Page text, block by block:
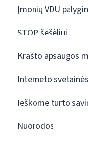
Įmonių VDU
STOP šešėliui
Krašto apsaugos
Interneto
Ieškome turto
Nuorodos